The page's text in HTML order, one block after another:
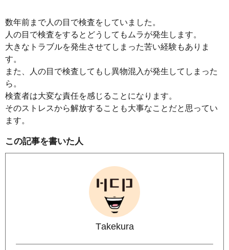
数年前まで人の目で検査をしていました。
人の目で検査をするとどうしてもムラが発生します。
大きなトラブルを発生させてしまった苦い経験もありま
す。
また、人の目で検査してもし異物混入が発生してしまった
ら。
検査者は大変な責任を感じることになります。
そのストレスから解放することも大事なことだと思ってい
ます。
この記事を書いた人
Takekura